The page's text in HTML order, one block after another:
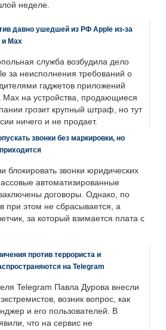
неделе.
давно ушедшей из РФ Apple из-за
и Max
служба возбудила дело
за неисполнения требований о
гаджетов приложений
на устройства, продающиеся
грозит крупный штраф, но тут
ничего и не продает.
звонки без маркировки, но
блокировать звонки юридических
автоматизированные
договоры. Однако, по
при этом не сбрасывается, а
за который взимается плата с
против террориста и
на Telegram
Telegram Павла Дурова внесли
возник вопрос, как
и его пользователей. В
что на сервис не